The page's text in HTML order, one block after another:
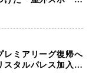
ドーム型施設時代
レミアリーグ復帰へ
スタルパレス加入目
ックも通過